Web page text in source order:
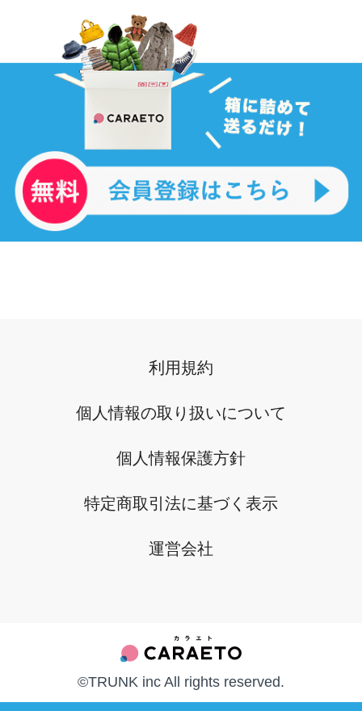
利用規約
個人情報の取り扱いについて
個人情報保護方針
特定商取引法に基づく表示
運営会社
©︎TRUNK inc All rights reserved.